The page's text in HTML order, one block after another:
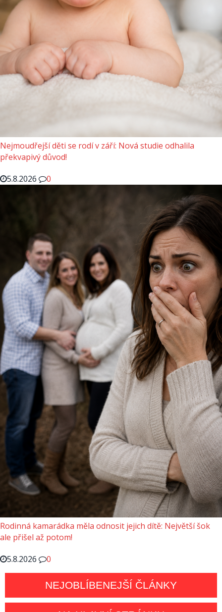
Nejmoudřejší děti se rodí v září: Nová studie odhalila
překvapivý důvod!
5.8.2026
0
Rodinná kamarádka měla odnosit jejich dítě: Největší šok
ale přišel až potom!
5.8.2026
0
NEJOBLÍBENEJŠÍ ČLÁNKY